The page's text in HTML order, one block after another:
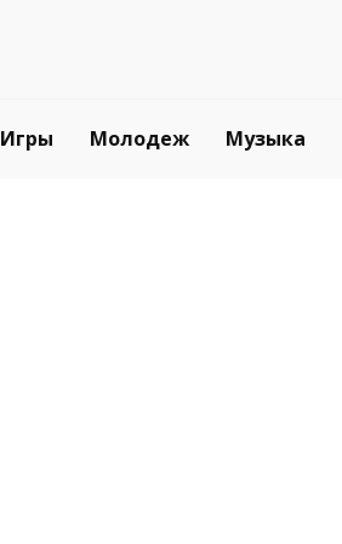
Игры Молодеж Музыка